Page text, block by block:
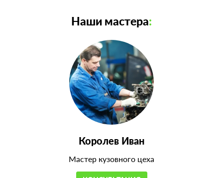
Наши мастера:
Королев Иван
Мастер кузовного цеха